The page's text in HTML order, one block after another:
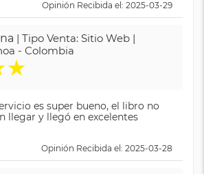
Opinión Recibida el: 2025-03-29
| Tipo Venta: Sitio Web |
- Colombia
★
es super bueno, el libro no
llegar y llegó en excelentes
Opinión Recibida el: 2025-03-28